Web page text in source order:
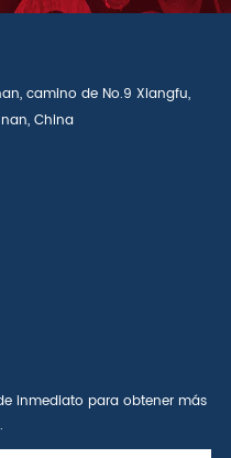
camino de No.9 Xiangfu,
China
inmediato para obtener más